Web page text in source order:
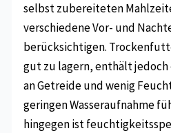
selbst zubereiteten
verschiedene Vor- und
berücksichtigen.
gut zu lagern, enthält jedoch
an Getreide und wenig
geringen Wasseraufnahme
hingegen ist